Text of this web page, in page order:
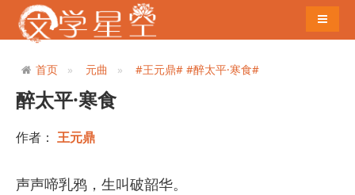
导航切
首页 元曲 #王元鼎# #醉太平·寒食#
醉太平·寒食
作者： 王元鼎
声声啼乳鸦，生叫破韶华。